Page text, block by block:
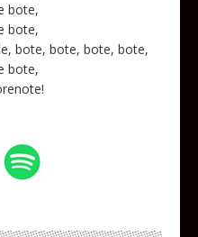
bote,
bote,
bote, bote, bote, bote,
bote,